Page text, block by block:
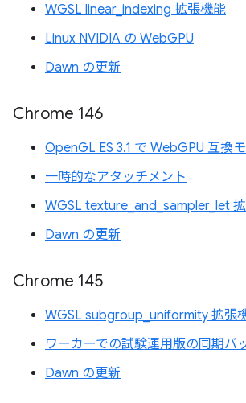
WGSL linear_indexing 拡張機能
Linux NVIDIA の WebGPU
Dawn の更新
Chrome 146
OpenGL ES 3.1 で WebGPU 互換
一時的なアタッチメント
WGSL texture_and_sampler_let
Dawn の更新
Chrome 145
WGSL subgroup_uniformity 拡張
ワーカーでの試験運用版の同期バ
Dawn の更新